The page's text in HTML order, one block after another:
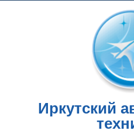
Иркутский